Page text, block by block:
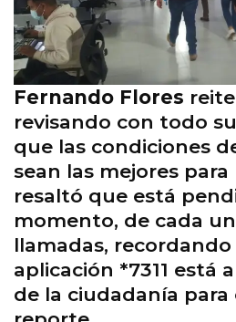
Fernando Flores
revisando con todo
que las condiciones
sean las mejores para
resaltó que está
momento, de cada
llamadas, recordando
aplicación *7311 está
de la ciudadanía